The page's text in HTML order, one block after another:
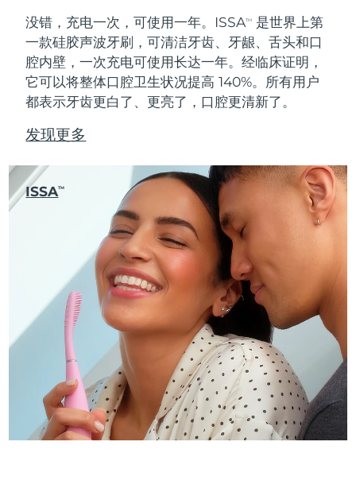
没错，充电一次，可使用一年。ISSATM
是世界上第
一款硅胶声波牙刷，可清洁牙齿、牙龈、舌头和口
腔内壁，一次充电可使用长达一年。经临床证明，
它可以将整体口腔卫生状况提高 140%。所有用户
都表示牙齿更白了、更亮了，口腔更清新了。
发现更多
ISSATM